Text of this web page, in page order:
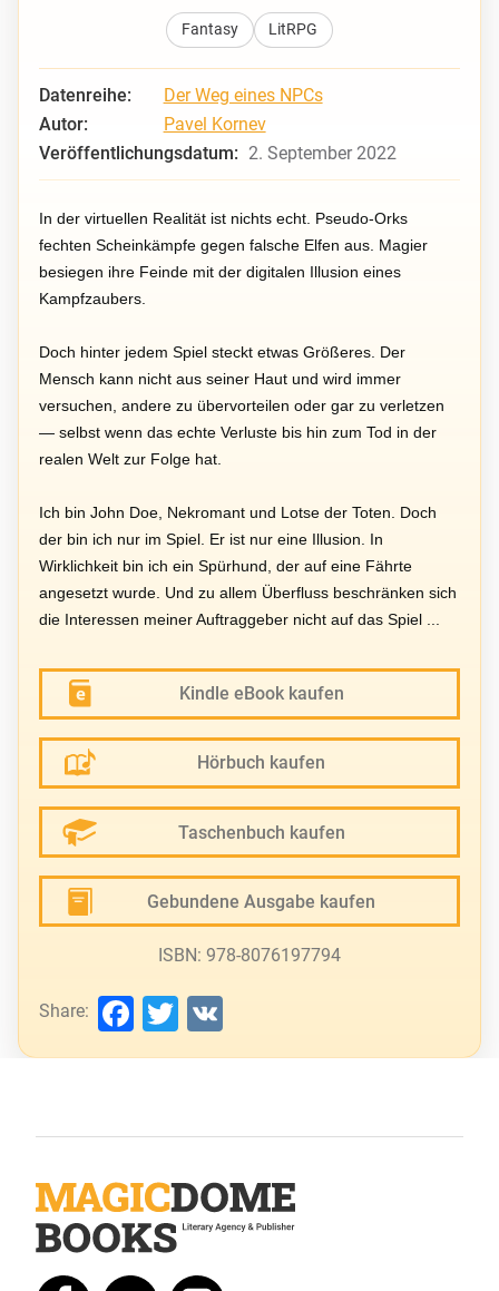
Fantasy LitRPG
Datenreihe:
Der Weg eines NPCs
Autor:
Pavel Kornev
Veröffentlichungsdatum: 2. September 2022
In der virtuellen Realität ist nichts echt. Pseudo-Orks
fechten Scheinkämpfe gegen falsche Elfen aus. Magier
besiegen ihre Feinde mit der digitalen Illusion eines
Kampfzaubers.
Doch hinter jedem Spiel steckt etwas Größeres. Der
Mensch kann nicht aus seiner Haut und wird immer
versuchen, andere zu übervorteilen oder gar zu verletzen
— selbst wenn das echte Verluste bis hin zum Tod in der
realen Welt zur Folge hat.
Ich bin John Doe, Nekromant und Lotse der Toten. Doch
der bin ich nur im Spiel. Er ist nur eine Illusion. In
Wirklichkeit bin ich ein Spürhund, der auf eine Fährte
angesetzt wurde. Und zu allem Überfluss beschränken sich
die Interessen meiner Auftraggeber nicht auf das Spiel ...
Kindle eBook kaufen
Hörbuch kaufen
Taschenbuch kaufen
Gebundene Ausgabe kaufen
ISBN: 978-8076197794
Share: Facebook
Twitter